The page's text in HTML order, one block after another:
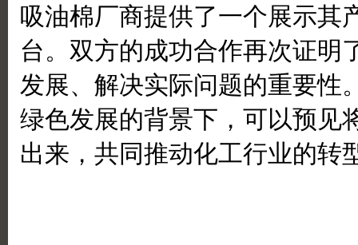
吸油棉厂商提供了一个展示其
台。双方的成功合作再次证明
发展、解决实际问题的重要性
绿色发展的背景下，可以预见
出来，共同推动化工行业的转